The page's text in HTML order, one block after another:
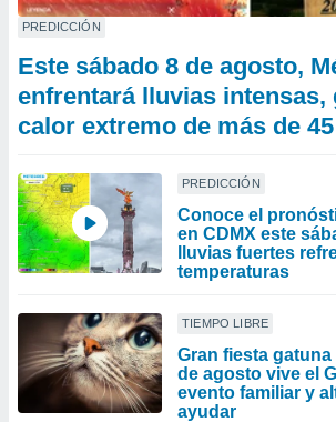
PREDICCIÓN
Este sábado 8 de agosto,
enfrentará lluvias intensas,
calor extremo de más de 45
PREDICCIÓN
Conoce el
en CDMX este
lluvias fuertes
temperaturas
TIEMPO LIBRE
Gran fiesta gatuna
de agosto vive el
evento familiar y
ayudar